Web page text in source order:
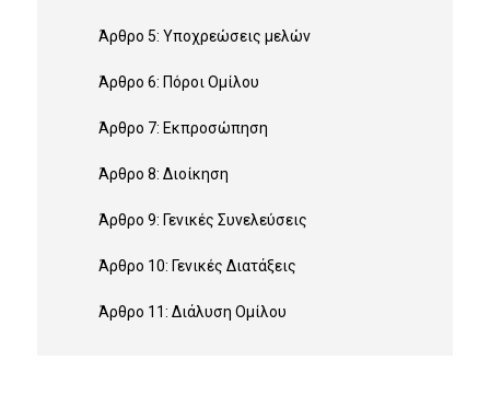
Άρθρο 5: Υποχρεώσεις μελών
Άρθρο 6: Πόροι Ομίλου
Άρθρο 7: Εκπροσώπηση
Άρθρο 8: Διοίκηση
Άρθρο 9: Γενικές Συνελεύσεις
Άρθρο 10: Γενικές Διατάξεις
Άρθρο 11: Διάλυση Ομίλου